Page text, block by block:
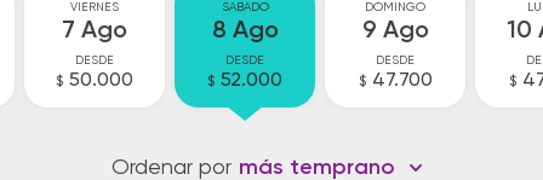
VIERNES
7 Ago
DESDE
$ 50.000
SABADO
8 Ago
DESDE
$ 52.000
DOMINGO
9 Ago
DESDE
$ 47.700
10
$
Ordenar por más temprano